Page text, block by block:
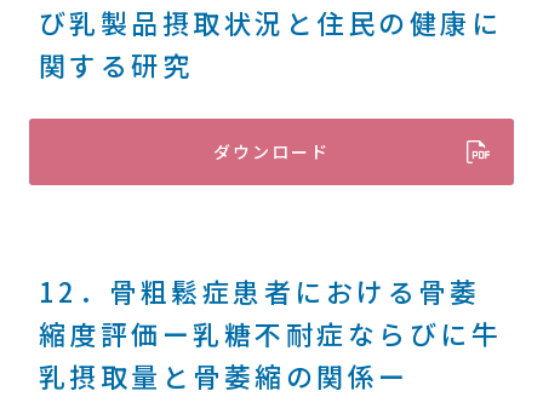
び乳製品摂取状況と住民の健康に
関する研究
ダウンロード
12．骨粗鬆症患者における骨萎
縮度評価ー乳糖不耐症ならびに牛
乳摂取量と骨萎縮の関係ー